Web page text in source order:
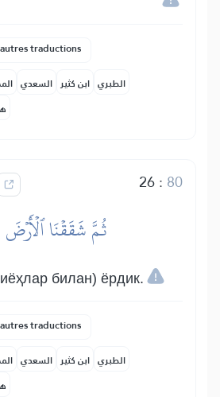
traductions
السعدي ابن كثير الطبري
26: 80
ثُمَّ شَقَقۡنَا
билан) ёрдик.
traductions
السعدي ابن كثير الطبري